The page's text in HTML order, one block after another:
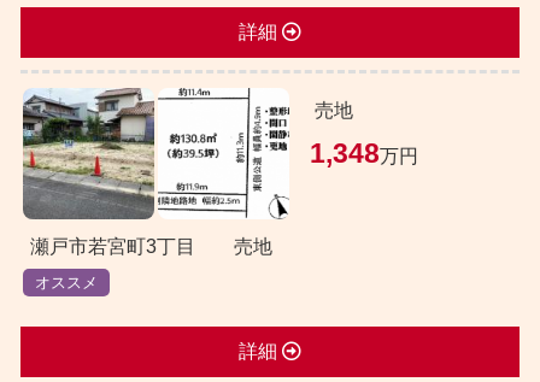
詳細
売地
1,348万円
瀬戸市若宮町3丁目 売地
オススメ
詳細